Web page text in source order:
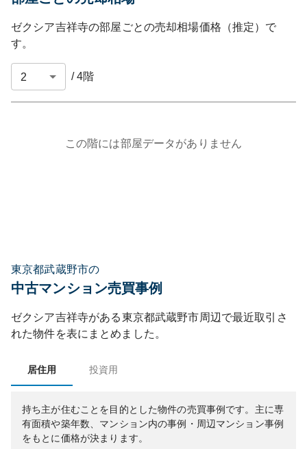
ゼクシア吉祥寺の部屋ごとの売却相場価格（推定）で
す。
/4階
この階には部屋データがありません
東京都武蔵野市の
中古マンション売買事例
ゼクシア吉祥寺がある東京都武蔵野市周辺で最近取引さ
れた物件を表にまとめました。
居住用 投資用
持ち主が住むことを目的とした物件の売買事例です。 主に専
有面積や築年数、マンション内の事例・周辺マンション事例
をもとに価格が決まります。